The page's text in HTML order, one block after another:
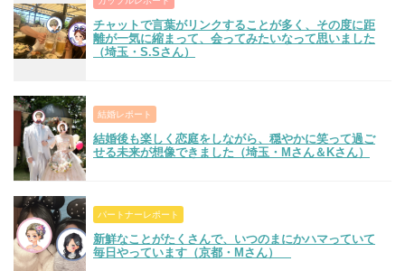
チャットで言葉がリンクすることが多く、その度に距
離が一気に縮まって、会ってみたいなって思いました
（埼玉・S.Sさん）
結婚レポート
結婚後も楽しく恋庭をしながら、穏やかに笑って過ご
せる未来が想像できました（埼玉・Mさん＆Kさん）
パートナーレポート
新鮮なことがたくさんで、いつのまにかハマっていて
毎日やっています（京都・Mさん）